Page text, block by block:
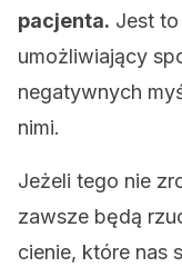
pacjenta. Jest
umożliwiający
negatywnych
nimi.
Jeżeli tego nie
zawsze będą
cienie, które nas